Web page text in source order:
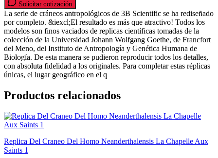
Solicitar cotización
La serie de cráneos antropológicos de 3B Scientific se ha rediseñado
por completo. &iexcl;El resultado es más que atractivo! Todos los
modelos son finos vaciados de replicas científicas tomadas de la
colección de la Universidad Johann Wolfgang Goethe, de Francfort
del Meno, del Instituto de Antropología y Genética Humana de
Biología. De esta manera se pudieron reproducir todos los detalles,
con absoluta fidelidad a los originales. Para completar estas réplicas
únicas, el lugar geográfico en el q
Productos relacionados
Replica Del Craneo Del Homo Neanderthalensis La Chapelle Aux
Saints 1